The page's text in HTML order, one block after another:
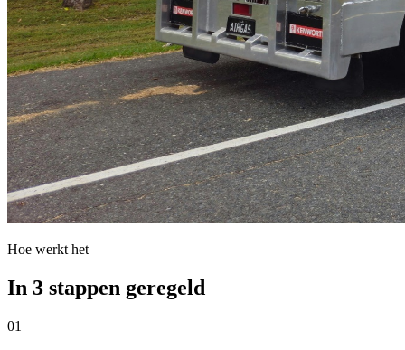
Hoe werkt het
In 3 stappen geregeld
01